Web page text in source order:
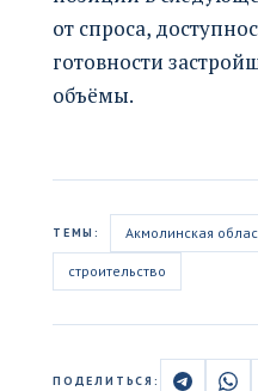
от спроса,
готовности
объёмы.
ТЕМЫ: Акмолинская
строительство
ПОДЕЛИТЬСЯ: